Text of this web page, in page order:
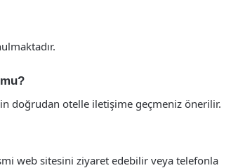
doğrudan otelle iletişime geçmeniz önerilir.
web sitesini ziyaret edebilir veya telefonla